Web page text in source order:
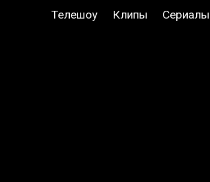
Телешоу Клипы Сериалы